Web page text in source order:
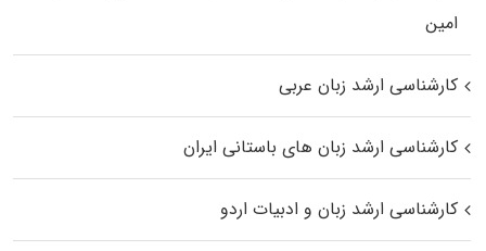
اﻣﻴﻦ
کارشناسی ارشد زبان عربی
کارشناسی ارشد زبان‌ های باستانی ایران
کارشناسی ارشد زبان و ادبیات اردو